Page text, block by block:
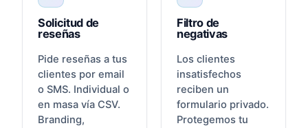
Solicitud de
reseñas
Pide reseñas a tus
clientes por email
o SMS. Individual o
en masa vía CSV.
Branding,
Filtro de
negativas
Los clientes
insatisfechos
reciben un
formulario privado.
Protegemos tu